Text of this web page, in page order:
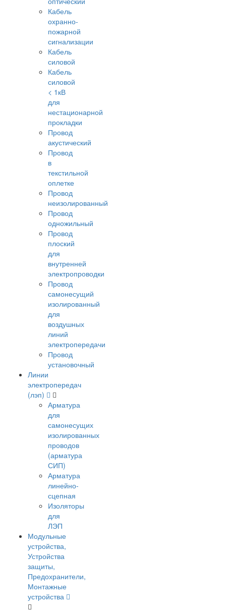
Кабель
охранно-
пожарной
сигнализации
Кабель
силовой
Кабель
силовой
< 1кВ
для
нестационарной
прокладки
Провод
акустический
Провод
в
текстильной
оплетке
Провод
неизолированный
Провод
одножильный
Провод
плоский
для
внутренней
электропроводки
Провод
самонесущий
изолированный
для
воздушных
линий
электропередачи
Провод
установочный
Линии
электропередач
(лэп)
Арматура
для
самонесущих
изолированных
проводов
(арматура
СИП)
Арматура
линейно-
сцепная
Изоляторы
для
ЛЭП
Модульные
устройства,
Устройства
защиты,
Предохранители,
Монтажные
устройства